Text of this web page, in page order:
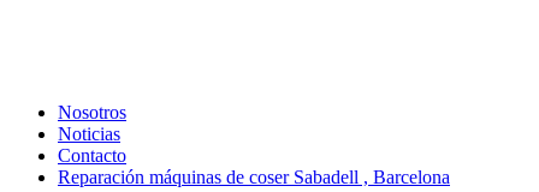
Nosotros
Noticias
Contacto
Reparación máquinas de coser Sabadell , Barcelona